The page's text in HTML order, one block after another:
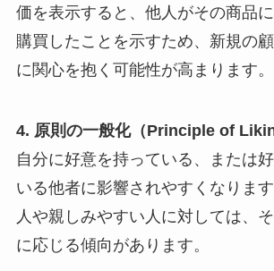
価を表示すると、他人がその商品に
購買したことを示すため、新規の
に関心を抱く可能性が高まります。
4. 原則の一般化（Principle of
自分に好意を持っている、または
いる他者に影響されやすくなりま
人や親しみやすい人に対しては、
に応じる傾向があります。